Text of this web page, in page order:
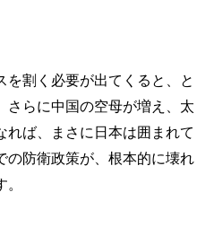
割く必要が出てくると、と
さらに中国の空母が増え、太
れば、まさに日本は囲まれて
の防衛政策が、根本的に壊れ